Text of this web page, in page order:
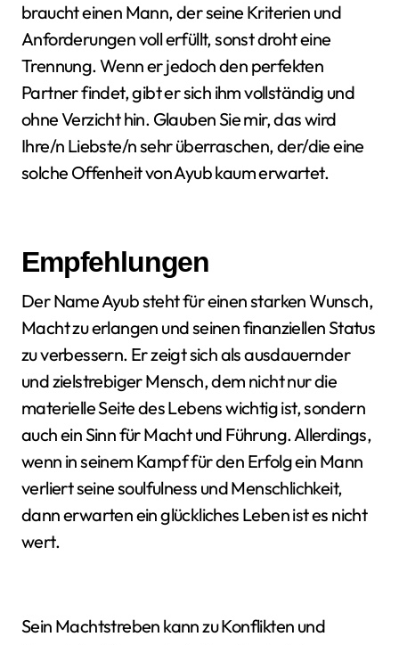
braucht einen Mann, der seine Kriterien und
Anforderungen voll erfüllt, sonst droht eine
Trennung. Wenn er jedoch den perfekten
Partner findet, gibt er sich ihm vollständig und
ohne Verzicht hin. Glauben Sie mir, das wird
Ihre/n Liebste/n sehr überraschen, der/die eine
solche Offenheit von Ayub kaum erwartet.
Empfehlungen
Der Name Ayub steht für einen starken Wunsch,
Macht zu erlangen und seinen finanziellen Status
zu verbessern. Er zeigt sich als ausdauernder
und zielstrebiger Mensch, dem nicht nur die
materielle Seite des Lebens wichtig ist, sondern
auch ein Sinn für Macht und Führung. Allerdings,
wenn in seinem Kampf für den Erfolg ein Mann
verliert seine soulfulness und Menschlichkeit,
dann erwarten ein glückliches Leben ist es nicht
wert.
Sein Machtstreben kann zu Konflikten und